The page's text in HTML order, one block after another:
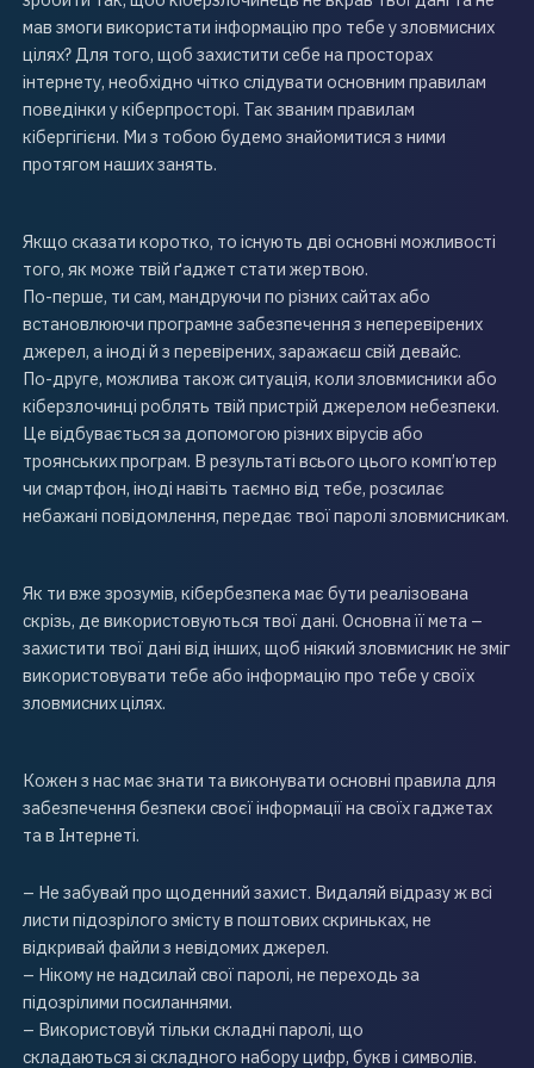
мав змоги використати інформацію про тебе у зловмисних
цілях? Для того, щоб захистити себе на просторах
інтернету, необхідно чітко слідувати основним правилам
поведінки у кіберпросторі. Так званим правилам
кібергігієни. Ми з тобою будемо знайомитися з ними
протягом наших занять.
Якщо сказати коротко, то існують дві основні можливості
того, як може твій ґаджет стати жертвою.
По-перше, ти сам, мандруючи по різних сайтах або
встановлюючи програмне забезпечення з неперевірених
джерел, а іноді й з перевірених, заражаєш свій девайс.
По-друге, можлива також ситуація, коли зловмисники або
кіберзлочинці роблять твій пристрій джерелом небезпеки.
Це відбувається за допомогою різних вірусів або
троянських програм. В результаті всього цього комп’ютер
чи смартфон, іноді навіть таємно від тебе, розсилає
небажані повідомлення, передає твої паролі зловмисникам.
Як ти вже зрозумів, кібербезпека має бути реалізована
скрізь, де використовуються твої дані. Основна її мета –
захистити твої дані від інших, щоб ніякий зловмисник не зміг
використовувати тебе або інформацію про тебе у своїх
зловмисних цілях.
Кожен з нас має знати та виконувати основні правила для
забезпечення безпеки своєї інформації на своїх гаджетах
та в Інтернеті.
– Не забувай про щоденний захист. Видаляй відразу ж всі
листи підозрілого змісту в поштових скриньках, не
відкривай файли з невідомих джерел.
– Нікому не надсилай свої паролі, не переходь за
підозрілими посиланнями.
– Використовуй тільки складні паролі, що
складаються зі складного набору цифр, букв і символів.